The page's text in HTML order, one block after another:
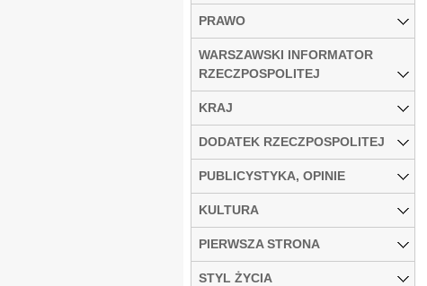
PRAWO
WARSZAWSKI INFORMATOR
RZECZPOSPOLITEJ
KRAJ
DODATEK RZECZPOSPOLITEJ
PUBLICYSTYKA, OPINIE
KULTURA
PIERWSZA STRONA
STYL ŻYCIA